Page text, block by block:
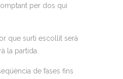
per dos qui
que surti escollit serà
la partida.
de fases fins